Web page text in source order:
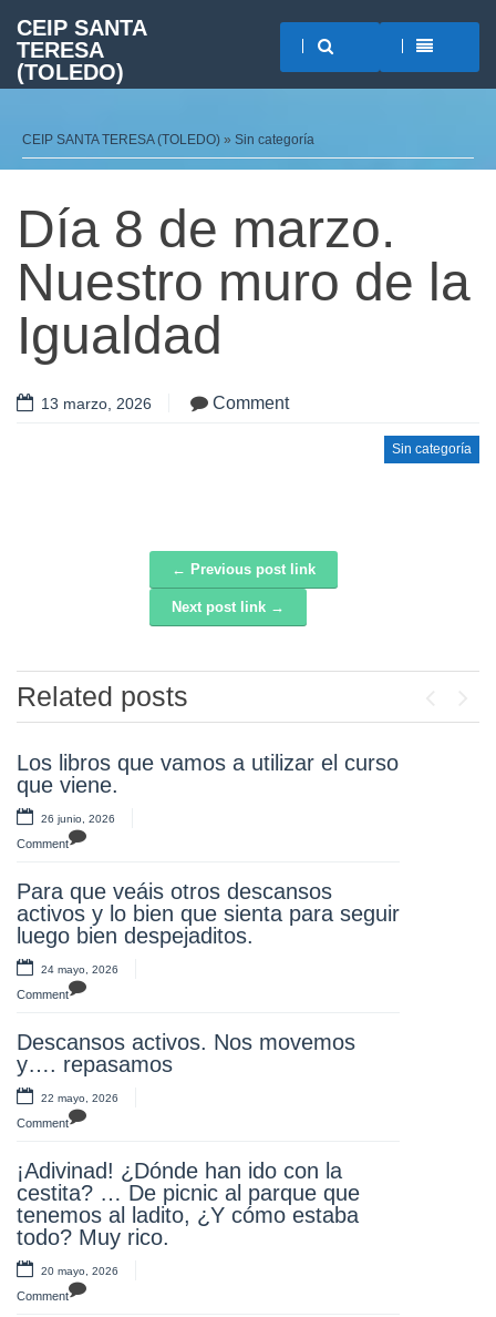
CEIP SANTA
TERESA
(TOLEDO)
CEIP SANTA TERESA (TOLEDO) » Sin categoría
Día 8 de marzo.
Nuestro muro de la
Igualdad
13 marzo, 2026 Comment
Sin categoría
Post navigation← Previous post link
Next post link →
Related posts
Los libros que vamos a utilizar el curso
que viene.
26 junio, 2026
Comment
Para que veáis otros descansos
activos y lo bien que sienta para seguir
luego bien despejaditos.
24 mayo, 2026
Comment
Descansos activos. Nos movemos
y…. repasamos
22 mayo, 2026
Comment
¡Adivinad! ¿Dónde han ido con la
cestita? … De picnic al parque que
tenemos al ladito, ¿Y cómo estaba
todo? Muy rico.
20 mayo, 2026
Comment
¡Atención!
20 mayo, 2026
Comment
en la Museo del Ejército, aprendiendo
y disfrutando. ¡Olee!
17 mayo, 2026
Comment
disfrutando toda la comunidad
educativa con unos juegos divertidos y
un desayuno saludable.
Repetiremos..Estas familias y este
AMPA como molan se merecen una
17 mayo, 2026
Comment
Muchas gracias a nuestros profes por
querer pasar un día maravilloso en el
Puy du foi. ¡Se lo pasaron….genial!